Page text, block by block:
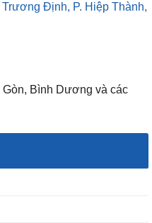
Trương Định, P. Hiệp Thành,
Bình Dương và các